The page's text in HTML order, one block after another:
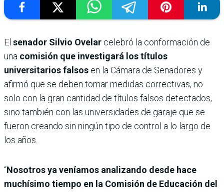
El senador Silvio Ovelar celebró la conformación de
una comisión que investigará los títulos
universitarios falsos en la Cámara de Senadores y
afirmó que se deben tomar medidas correctivas, no
solo con la gran cantidad de títulos falsos detectados,
sino también con las universidades de garaje que se
fueron creando sin ningún tipo de control a lo largo de
los años.
“Nosotros ya veníamos analizando desde hace
muchísimo tiempo en la Comisión de Educación del